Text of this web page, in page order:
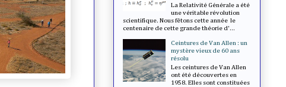
La Relativité Générale a été
une véritable révolution
scientifique. Nous fêtons cette année le
centenaire de cette grande théorie d'...
Ceintures de Van Allen : un
mystère vieux de 60 ans
résolu
Les ceintures de Van Allen
ont été découvertes en
1958. Elles sont constituées